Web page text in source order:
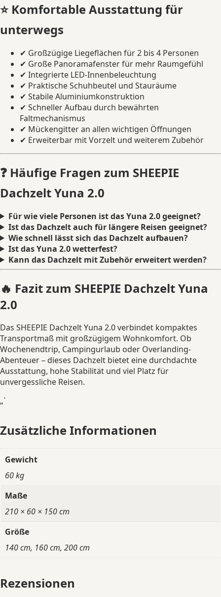
⭐ Komfortable Ausstattung für
unterwegs
✔ Großzügige Liegeflächen für 2 bis 4 Personen
✔ Große Panoramafenster für mehr Raumgefühl
✔ Integrierte LED-Innenbeleuchtung
✔ Praktische Schuhbeutel und Stauräume
✔ Stabile Aluminiumkonstruktion
✔ Schneller Aufbau durch bewährten
Faltmechanismus
✔ Mückengitter an allen wichtigen Öffnungen
✔ Erweiterbar mit Vorzelt und weiterem Zubehör
❓ Häufige Fragen zum SHEEPIE
Dachzelt Yuna 2.0
Für wie viele Personen ist das Yuna 2.0 geeignet?
Ist das Dachzelt auch für längere Reisen geeignet?
Wie schnell lässt sich das Dachzelt aufbauen?
Ist das Yuna 2.0 wetterfest?
Kann das Dachzelt mit Zubehör erweitert werden?
🔥 Fazit zum SHEEPIE Dachzelt Yuna
2.0
Das SHEEPIE Dachzelt Yuna 2.0 verbindet kompaktes
Transportmaß mit großzügigem Wohnkomfort. Ob
Wochenendtrip, Campingurlaub oder Overlanding-
Abenteuer – dieses Dachzelt bietet eine durchdachte
Ausstattung, hohe Stabilität und viel Platz für
unvergessliche Reisen.
„`
Zusätzliche Informationen
Gewicht
60 kg
Maße
210 × 60 × 150 cm
Größe
140 cm, 160 cm, 200 cm
Rezensionen